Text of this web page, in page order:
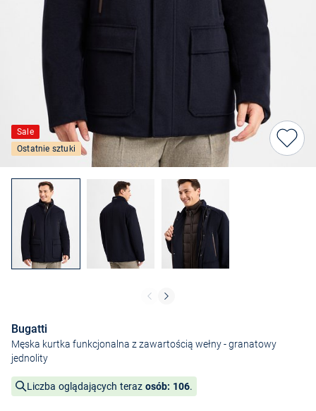
Sale
Ostatnie sztuki
Bugatti
Męska kurtka funkcjonalna z zawartością wełny- granatowy
jednolity
Liczba oglądających teraz osób: 106.